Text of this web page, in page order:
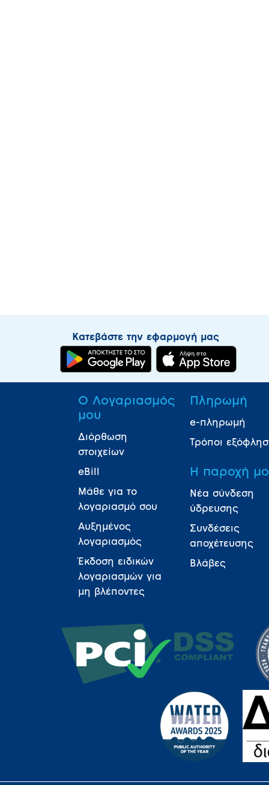
Κατεβάστε την εφαρμογή μας
Ο Λογαριασμός
μου
Διόρθωση
στοιχείων
eBill
Μάθε για το
λογαριασμό σου
Αυξημένος
λογαριασμός
Έκδοση ειδικών
λογαριασμών για
μη βλέποντες
Πληρωμή
e-πληρωμή
Τρόποι
Η παροχή
Νέα σύνδεση
ύδρευσης
Συνδέσεις
αποχέτευσης
Βλάβες